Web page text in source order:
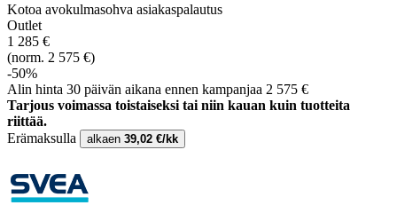
Kotoa avokulmasohva asiakaspalautus
Outlet
1 285 €
(norm. 2 575 €)
-50%
Alin hinta 30 päivän aikana ennen kampanjaa 2 575 €
Tarjous voimassa toistaiseksi tai niin kauan kuin tuotteita
riittää.
Erämaksulla
alkaen 39,02 €/kk